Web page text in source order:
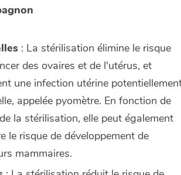
: La stérilisation élimine le risque
des ovaires et de l'utérus, et
une infection utérine
appelée pyomètre. En fonction de
la stérilisation, elle peut également
le risque de développement de
mammaires.